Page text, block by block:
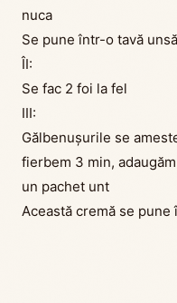
nuca
Se pune într-o tavă
ÎI:
Se fac 2 foi la fel
III:
Gălbenușurile se
fierbem 3 min,
un pachet unt
Această cremă se